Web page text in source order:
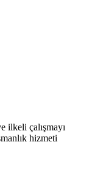
ilkeli çalışmayı
hizmeti